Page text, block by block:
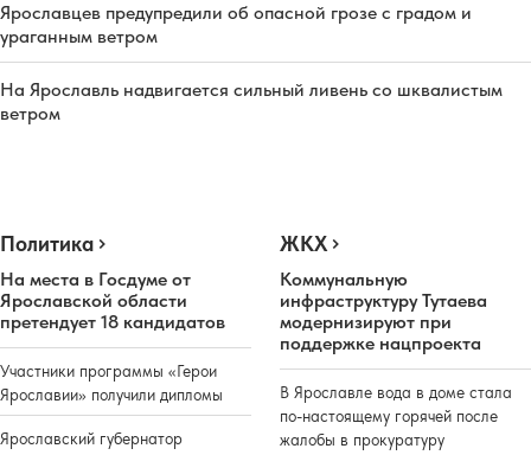
Ярославцев предупредили об опасной грозе с градом и
ураганным ветром
На Ярославль надвигается сильный ливень со шквалистым
ветром
Политика
На места в Госдуме от
Ярославской области
претендует 18 кандидатов
Участники программы «Герои
Ярославии» получили дипломы
Ярославский губернатор
ЖКХ
Коммунальную
инфраструктуру Тутаева
модернизируют при
поддержке нацпроекта
В Ярославле вода в доме стала
по-настоящему горячей после
жалобы в прокуратуру